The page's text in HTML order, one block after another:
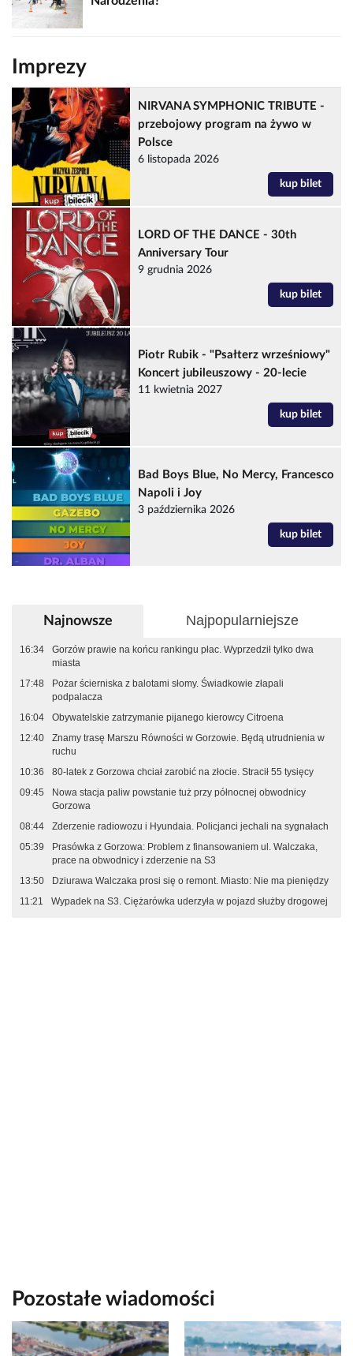
Imprezy
NIRVANA SYMPHONIC TRIBUTE -
przebojowy program na żywo w
Polsce
6 listopada 2026
kup bilet
LORD OF THE DANCE - 30th
Anniversary Tour
9 grudnia 2026
kup bilet
Piotr Rubik - "Psałterz wrześniowy"
Koncert jubileuszowy - 20-lecie
11 kwietnia 2027
kup bilet
Bad Boys Blue, No Mercy, Francesco
Napoli i Joy
3 października 2026
kup bilet
Najnowsze Najpopularniejsze
16:34
Gorzów prawie na końcu rankingu płac. Wyprzedził tylko dwa
miasta
17:48
Pożar ścierniska z balotami słomy. Świadkowie złapali
podpalacza
16:04
Obywatelskie zatrzymanie pijanego kierowcy Citroena
12:40
Znamy trasę Marszu Równości w Gorzowie. Będą utrudnienia w
ruchu
10:36
80-latek z Gorzowa chciał zarobić na złocie. Stracił 55 tysięcy
09:45
Nowa stacja paliw powstanie tuż przy północnej obwodnicy
Gorzowa
08:44
Zderzenie radiowozu i Hyundaia. Policjanci jechali na sygnałach
05:39
Prasówka z Gorzowa: Problem z finansowaniem ul. Walczaka,
prace na obwodnicy i zderzenie na S3
13:50
Dziurawa Walczaka prosi się o remont. Miasto: Nie ma pieniędzy
11:21
Wypadek na S3. Ciężarówka uderzyła w pojazd służby drogowej
Pozostałe wiadomości